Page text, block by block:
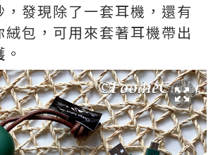
發現除了一套耳機，還有
包，可用來套著耳機帶出